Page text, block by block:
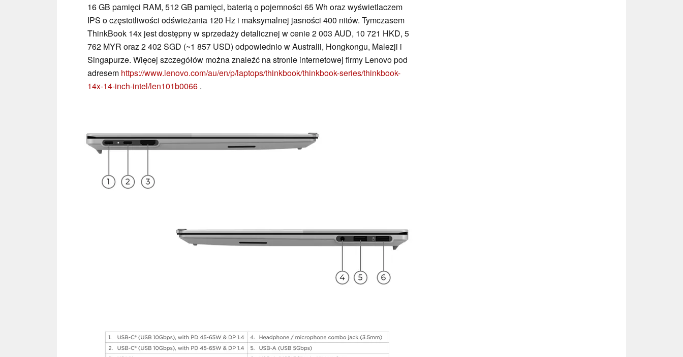
16 GB pamięci RAM, 512 GB pamięci, baterią o pojemności 65 Wh oraz wyświetlaczem
IPS o częstotliwości odświeżania 120 Hz i maksymalnej jasności 400 nitów. Tymczasem
ThinkBook 14x jest dostępny w sprzedaży detalicznej w cenie 2 003 AUD, 10 721 HKD, 5
762 MYR oraz 2 402 SGD (~1 857 USD) odpowiednio w Australii, Hongkongu, Malezji i
Singapurze. Więcej szczegółów można znaleźć na stronie internetowej firmy Lenovo pod
adresem https://www.lenovo.com/au/en/p/laptops/thinkbook/thinkbook-series/thinkbook-
14x-14-inch-intel/len101b0066 .